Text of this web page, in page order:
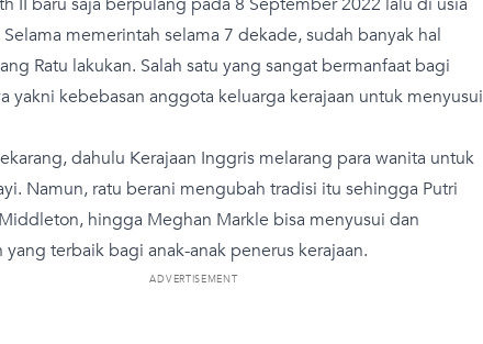
memerintah selama 7 dekade, sudah banyak hal
Ratu lakukan. Salah satu yang sangat bermanfaat bagi
yakni kebebasan anggota keluarga kerajaan untuk menyusui
dahulu Kerajaan Inggris melarang para wanita untuk
Namun, ratu berani mengubah tradisi itu sehingga Putri
hingga Meghan Markle bisa menyusui dan
terbaik bagi anak-anak penerus kerajaan.
ADVERTISEMENT